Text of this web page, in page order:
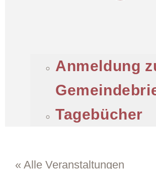
Anmeldung
Tagebücher
« Alle Veranstaltungen